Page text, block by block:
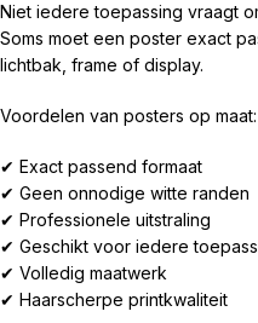
Niet iedere toepassing vraagt
Soms moet een poster exact
lichtbak, frame of display.
Voordelen van posters op maat:
✔ Exact passend formaat
✔ Geen onnodige witte randen
✔ Professionele uitstraling
✔ Geschikt voor iedere
✔ Volledig maatwerk
✔ Haarscherpe printkwaliteit